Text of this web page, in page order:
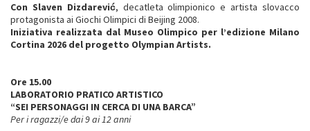
Con Slaven Dizdarević, decatleta olimpionico e artista slovacco
protagonista ai Giochi Olimpici di Beijing 2008.
Iniziativa realizzata dal Museo Olimpico per l’edizione Milano
Cortina 2026 del progetto Olympian Artists.
Ore 15.00
LABORATORIO PRATICO ARTISTICO
“SEI PERSONAGGI IN CERCA DI UNA BARCA”
Per i ragazzi/e dai 9 ai 12 anni